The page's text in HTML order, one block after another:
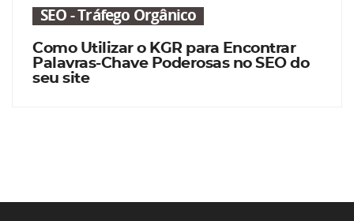
SEO - Tráfego Orgânico
Como Utilizar o KGR para Encontrar
Palavras-Chave Poderosas no SEO do
seu site